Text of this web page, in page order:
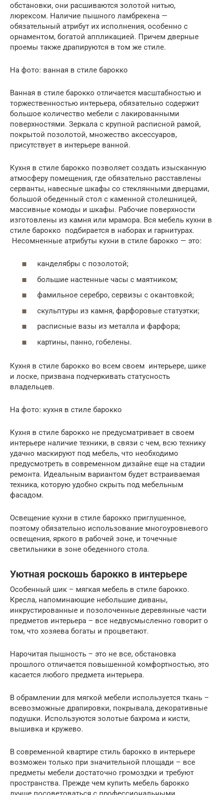
обстановки, они расшиваются золотой нитью,
люрексом. Наличие пышного ламбрекена —
обязательный атрибут их исполнения, особенно с
орнаментом, богатой аппликацией. Причем дверные
проемы также драпируются в том же стиле.
На фото: ванная в стиле барокко
Ванная в стиле барокко отличается масштабностью и
торжественностью интерьера, обязательно содержит
большое количество мебели с лакированными
поверхностями. Зеркала с крупной расписной рамой,
покрытой позолотой, множество аксессуаров,
присутствует в интерьере ванной.
Кухня в стиле барокко позволяет создать изысканную
атмосферу помещения, где обязательно расставлены
серванты, навесные шкафы со стеклянными дверцами,
большой обеденный стол с каменной столешницей,
массивные комоды и шкафы. Рабочие поверхности
изготовлены из камня или мрамора. Вся мебель кухни в
стиле барокко подбирается в наборах и гарнитурах.
Несомненные атрибуты кухни в стиле барокко — это:
канделябры с позолотой;
большие настенные часы с маятником;
фамильное серебро, сервизы с окантовкой;
скульптуры из камня, фарфоровые статуэтки;
расписные вазы из металла и фарфора;
картины, панно, гобелены.
Кухня в стиле барокко во всем своем интерьере, шике
и лоске, призвана подчеркивать статусность
владельцев.
На фото: кухня в стиле барокко
Кухня в стиле барокко не предусматривает в своем
интерьере наличие техники, в связи с чем, всю технику
удачно маскируют под мебель, что необходимо
предусмотреть в современном дизайне еще на стадии
ремонта. Идеальным вариантом будет встраиваемая
техника, которую удобно скрыть под мебельным
фасадом.
Освещение кухни в стиле барокко приглушенное,
поэтому обязательно использование многоуровневого
освещения, яркого в рабочей зоне, и точечные
светильники в зоне обеденного стола.
Уютная роскошь барокко в интерьере
Особенный шик – мягкая мебель в стиле барокко.
Кресла, напоминающие небольшие диваны,
инкрустированные и позолоченные деревянные части
предметов интерьера – все недвусмысленно говорит о
том, что хозяева богаты и процветают.
Нарочитая пышность – это не все, обстановка
прошлого отличается повышенной комфортностью, это
касается любого предмета интерьера.
В обрамлении для мягкой мебели используется ткань –
всевозможные драпировки, покрывала, декоративные
подушки. Используются золотые бахрома и кисти,
вышивка и кружево.
В современной квартире стиль барокко в интерьере
возможен только при значительной площади – все
предметы мебели достаточно громоздки и требуют
пространства. Прежде чем купить мебель барокко